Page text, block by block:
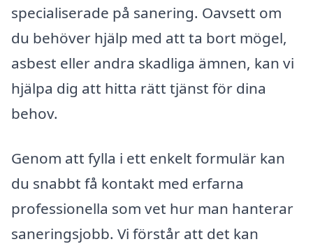
specialiserade på sanering. Oavsett om
du behöver hjälp med att ta bort mögel,
asbest eller andra skadliga ämnen, kan vi
hjälpa dig att hitta rätt tjänst för dina
behov.
Genom att fylla i ett enkelt formulär kan
du snabbt få kontakt med erfarna
professionella som vet hur man hanterar
saneringsjobb. Vi förstår att det kan